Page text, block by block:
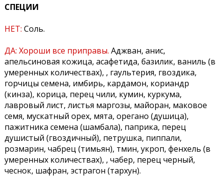
СПЕЦИИ
НЕТ: Соль.
ДА: Хороши все приправы. Аджван, анис,
апельсиновая кожица, асафетида, базилик, ваниль (в
умеренных количествах), , гаультерия, гвоздика,
горчицы семена, имбирь, кардамон, кориандр
(кинза), корица, перец чили, кумин, куркума,
лавровый лист, листья маргозы, майоран, маковое
семя, мускатный орех, мята, орегано (душица),
пажитника семена (шамбала), паприка, перец
душистый (гвоздичный), петрушка, пиппали,
розмарин, чабрец (тимьян), тмин, укроп, фенхель (в
умеренных количествах), , чабер, перец черный,
чеснок, шафран, эстрагон (тархун).